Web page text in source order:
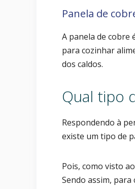
Panela de
A panela de cobre
para cozinhar
dos caldos.
Qual tipo
Respondendo à
existe um tipo de
Pois, como visto
Sendo assim,